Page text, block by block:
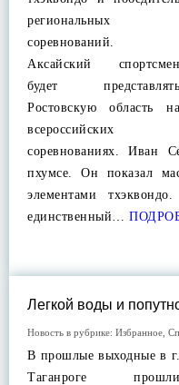
региональных
соревнований.
Аксайский спортсмен
будет представлять
Ростовскую область на
всероссийских
соревнованиях. Иван
пхумсе. Он показал
элементами
единственный…
Легкой воды и
Новость в рубрике: Избранное
В прошлые выходные в г.
Таганроге прошли